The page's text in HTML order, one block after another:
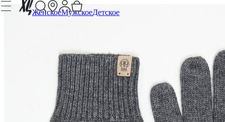
ЖенскоеМужскоеДетское